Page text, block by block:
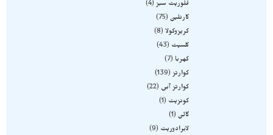
فلوریت سبز 4
کارنلین 75
کریزوکولا
8
کلسیت
43
کهربا
7
کوارتز 139
کوارتز آبی
22
کونزیت
1
گالن 1
لابرادوریت
9